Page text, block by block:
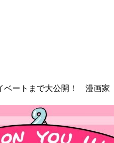
ベートまで大公開！ 漫画家